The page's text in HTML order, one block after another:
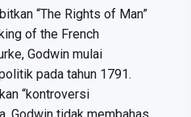
“The Rights of Man”
of the French
Godwin mulai
pada tahun 1791.
“kontroversi